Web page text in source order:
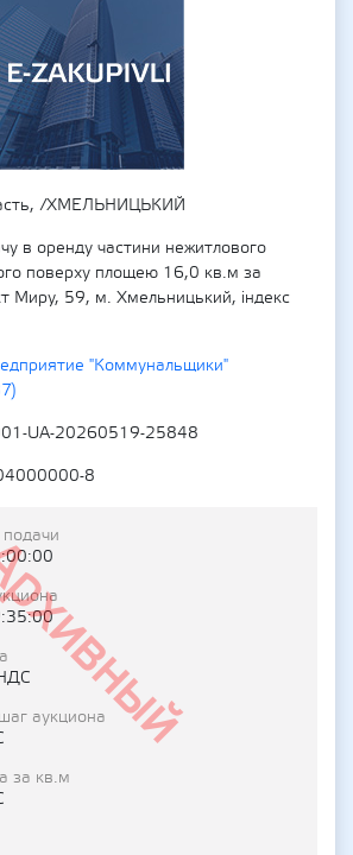
/ХМЕЛЬНИЦЬКИЙ
в оренду частини нежитлового
поверху площею 16,0 кв.м за
Миру, 59, м. Хмельницький, індекс
"Коммунальщики"
UA-20260519-25848
8
аукциона
за кв.м